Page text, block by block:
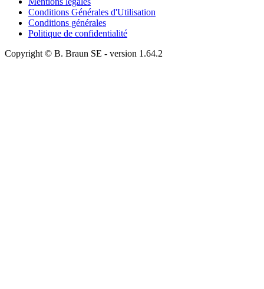
Conditions Générales d'Utilisation
Conditions générales
Politique de confidentialité
Copyright © B. Braun SE - version 1.64.2